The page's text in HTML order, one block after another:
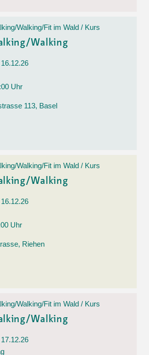
Walking/Fit im Wald / Kurs
Walking
Uhr
113, Basel
Walking/Fit im Wald / Kurs
Walking
Uhr
Riehen
Walking/Fit im Wald / Kurs
Walking